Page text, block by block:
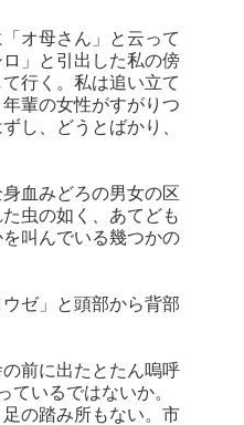
オ母さん」と云って
」と引出した私の傍
行く。私は追い立て
輩の女性がすがりつ
し、どうとばかり、
血みどろの男女の区
虫の如く、あてども
叫んでいる幾つかの
ゼ」と頭部から背部
前に出たとたん嗚呼
いるではないか。
の踏み所もない。市